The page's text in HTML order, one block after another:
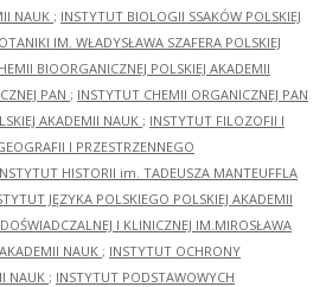
NAUK ; INSTYTUT BIOLOGII SSAKÓW POLSKIEJ
IM. WŁADYSŁAWA SZAFERA POLSKIEJ
BIOORGANICZNEJ POLSKIEJ AKADEMII
PAN ; INSTYTUT CHEMII ORGANICZNEJ PAN
AKADEMII NAUK ; INSTYTUT FILOZOFII I
I PRZESTRZENNEGO
HISTORII im. TADEUSZA MANTEUFFLA
JĘZYKA POLSKIEGO POLSKIEJ AKADEMII
I KLINICZNEJ IM.MIROSŁAWA
NAUK ; INSTYTUT OCHRONY
NAUK ; INSTYTUT PODSTAWOWYCH